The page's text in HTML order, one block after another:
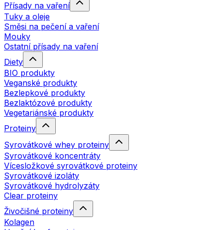
Přísady na vaření
Tuky a oleje
Směsi na pečení a vaření
Mouky
Ostatní přísady na vaření
Diety
BIO produkty
Veganské produkty
Bezlepkové produkty
Bezlaktózové produkty
Vegetariánské produkty
Proteiny
Syrovátkové whey proteiny
Syrovátkové koncentráty
Vícesložkové syrovátkové proteiny
Syrovátkové izoláty
Syrovátkové hydrolyzáty
Clear proteiny
Živočišné proteiny
Kolagen